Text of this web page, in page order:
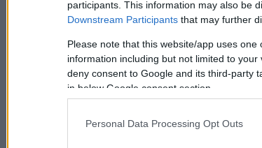
participants. This information may also be
Downstream Participants that may further
Please note that this website/app uses
information including but not limited to
deny consent to Google and its third-party
in below Google consent section.
Personal Data Processing Opt Outs